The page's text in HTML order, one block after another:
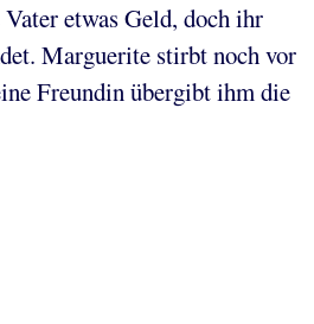
etwas Geld, doch ihr
Marguerite stirbt noch vor
Freundin übergibt ihm die